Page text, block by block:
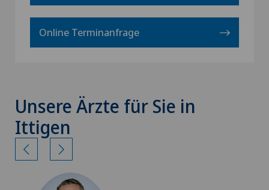
Online Terminanfrage
Unsere Ärzte für Sie in
Ittigen